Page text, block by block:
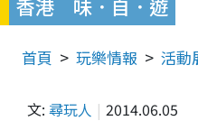
香港 味．自．遊
首頁 玩樂情報 活動
文: 尋玩人 2014.06.05